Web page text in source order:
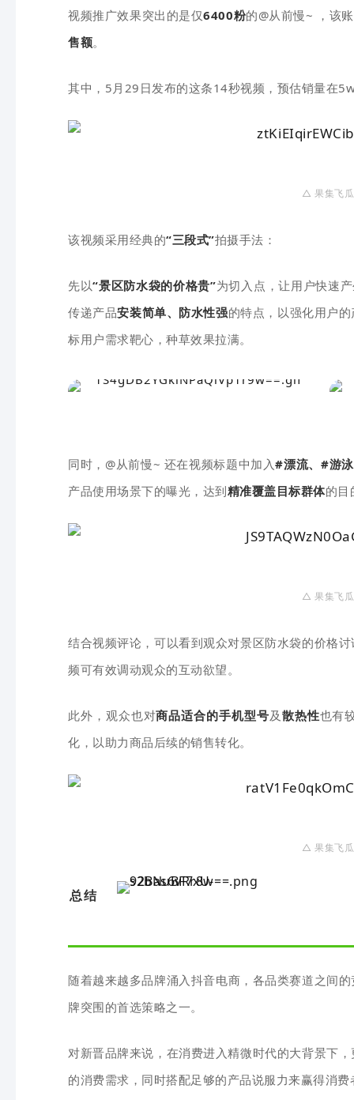
视频推广效果突出的是仅6400粉的@从前慢~ ，该
售额。
其中，5月29日发布的这条14秒视频，预估销量在
△ 果集飞
该视频采用经典的“三段式”拍摄手法：
先以“景区防水袋的价格贵”为切入点，让用户快速
传递产品安装简单、防水性强的特点，以强化用户
标用户需求靶心，种草效果拉满。
同时，@从前慢~ 还在视频标题中加入#漂流、#游
产品使用场景下的曝光，达到精准覆盖目标群体的目
△ 果集飞
结合视频评论，可以看到观众对景区防水袋的价格
频可有效调动观众的互动欲望。
此外，观众也对商品适合的手机型号及 散热性也有
化，以助力商品后续的销售转化。
△ 果集飞
总结
随着越来越多品牌涌入抖音电商， 各品类赛道之间
牌突围的首选策略之一。
对新晋品牌来说，在消费进入精微时代的大背景下
的消费需求，同时搭配足够的产品说服力来赢得消费